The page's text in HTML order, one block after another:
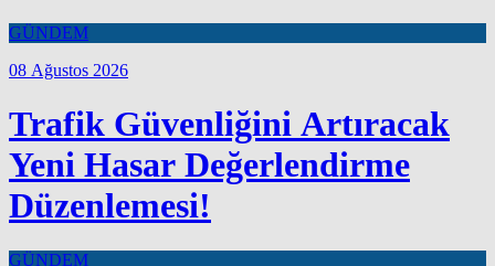
GÜNDEM
08 Ağustos 2026
Trafik Güvenliğini Artıracak
Yeni Hasar Değerlendirme
Düzenlemesi!
GÜNDEM